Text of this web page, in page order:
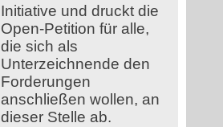
Initiative und druckt die
Open-Petition für alle,
die sich als
Unterzeichnende den
Forderungen
anschließen wollen, an
dieser Stelle ab.